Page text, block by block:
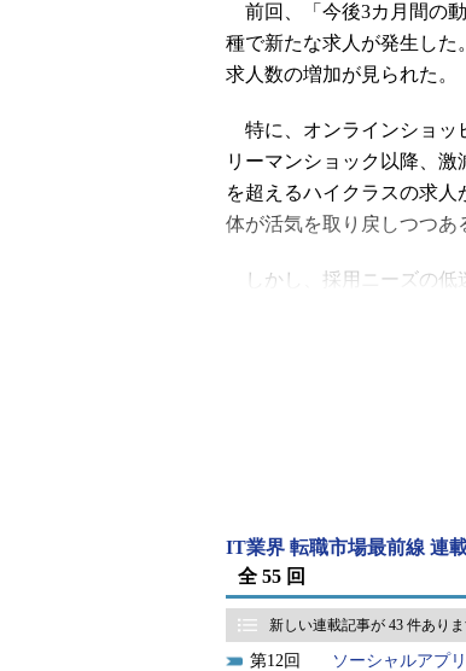
前回、「今後3カ月間の
種で新たな求人が発生した
求人数の増加が見られた。
特に、オンラインショッ
リーマンショック以降、
を超えるハイクラスの求
体が活気を取り戻しつつあ
しかし、採用ニーズの低
らのニーズをいかに早く
昨年後半から年末にかけ
が、年明け以降、新たな募
も、さまざまな職種におい
IT業界 転職市場最前線 連
全 55 回
新しい連載記事が 43 件あり
12 ソーシャルアプ